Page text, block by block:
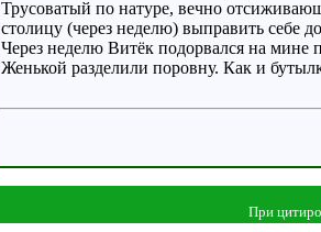
Трусоватый по натуре, вечно
столицу (через неделю) выправить себе
Через неделю Витёк подорвался на
Женькой разделили поровну. Как и
При